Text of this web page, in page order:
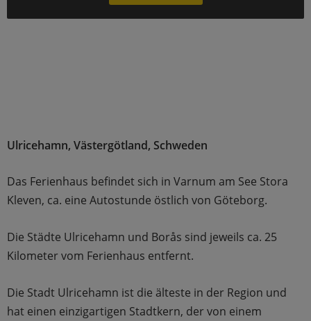
Ulricehamn, Västergötland, Schweden
Das Ferienhaus befindet sich in Varnum am See Stora
Kleven, ca. eine Autostunde östlich von Göteborg.
Die Städte Ulricehamn und Borås sind jeweils ca. 25
Kilometer vom Ferienhaus entfernt.
Die Stadt Ulricehamn ist die älteste in der Region und
hat einen einzigartigen Stadtkern, der von einem